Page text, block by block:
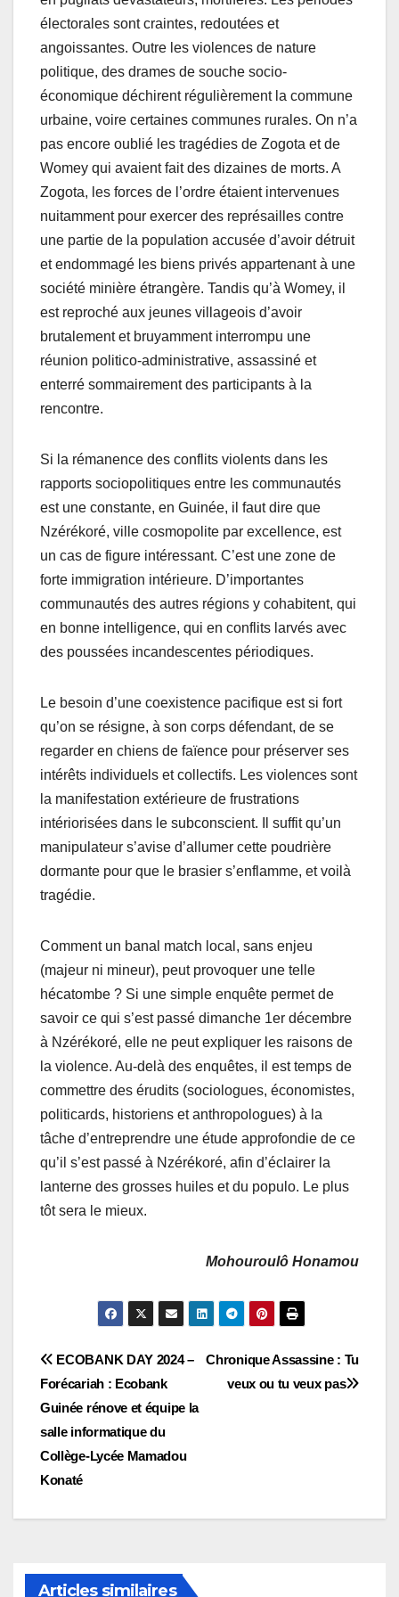
électorales sont craintes, redoutées et
angoissantes. Outre les violences de nature
politique, des drames de souche socio-
économique déchirent régulièrement la commune
urbaine, voire certaines communes rurales. On n’a
pas encore oublié les tragédies de Zogota et de
Womey qui avaient fait des dizaines de morts. A
Zogota, les forces de l’ordre étaient intervenues
nuitamment pour exercer des représailles contre
une partie de la population accusée d’avoir détruit
et endommagé les biens privés appartenant à une
société minière étrangère. Tandis qu’à Womey, il
est reproché aux jeunes villageois d’avoir
brutalement et bruyamment interrompu une
réunion politico-administrative, assassiné et
enterré sommairement des participants à la
rencontre.
Si la rémanence des conflits violents dans les
rapports sociopolitiques entre les communautés
est une constante, en Guinée, il faut dire que
Nzérékoré, ville cosmopolite par excellence, est
un cas de figure intéressant. C’est une zone de
forte immigration intérieure. D’importantes
communautés des autres régions y cohabitent, qui
en bonne intelligence, qui en conflits larvés avec
des poussées incandescentes périodiques.
Le besoin d’une coexistence pacifique est si fort
qu’on se résigne, à son corps défendant, de se
regarder en chiens de faïence pour préserver ses
intérêts individuels et collectifs. Les violences sont
la manifestation extérieure de frustrations
intériorisées dans le subconscient. Il suffit qu’un
manipulateur s’avise d’allumer cette poudrière
dormante pour que le brasier s’enflamme, et voilà
tragédie.
Comment un banal match local, sans enjeu
(majeur ni mineur), peut provoquer une telle
hécatombe ? Si une simple enquête permet de
savoir ce qui s’est passé dimanche 1er décembre
à Nzérékoré, elle ne peut expliquer les raisons de
la violence. Au-delà des enquêtes, il est temps de
commettre des érudits (sociologues, économistes,
politicards, historiens et anthropologues) à la
tâche d’entreprendre une étude approfondie de ce
qu’il s’est passé à Nzérékoré, afin d’éclairer la
lanterne des grosses huiles et du populo. Le plus
tôt sera le mieux.
Mohouroulô Honamou
Navigation
de
l’article
Chronique Assassine : Tu
veux ou tu veux pas
ECOBANK DAY 2024 –
Forécariah : Ecobank
Guinée rénove et équipe la
salle informatique du
Collège-Lycée Mamadou
Konaté
Articles similaires